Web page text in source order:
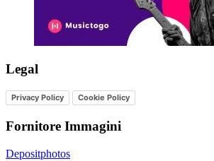
Legal
Privacy Policy Cookie Policy
Fornitore Immagini
Depositphotos